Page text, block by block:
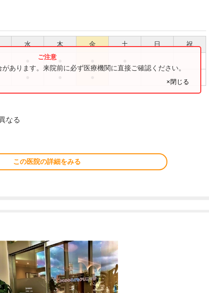
水 木 金 土 日 祝
あります。来院前に必ず医療機関に直接ご確認ください。
×閉じる
なる
この医院の詳細をみる